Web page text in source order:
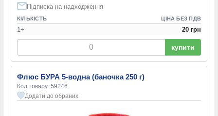
Підписка на надходження
КІЛЬКІСТЬ ЦІНА БЕЗ ПДВ
1+ 20 грн
купити
Флюс БУРА 5-водна (баночка 250 г)
Код товару: 59246
Додати до обраних